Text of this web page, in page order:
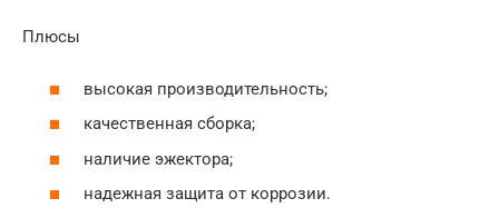
Плюсы
высокая производительность;
качественная сборка;
наличие эжектора;
надежная защита от коррозии.